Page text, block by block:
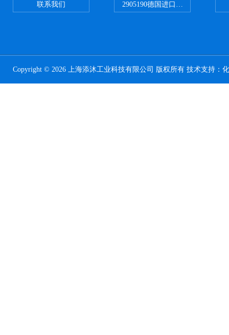
联系我们 2905190德国进口菲尼克斯继电器
Copyright © 2026 上海添沐工业科技有限公司 版权所有 技术支持：